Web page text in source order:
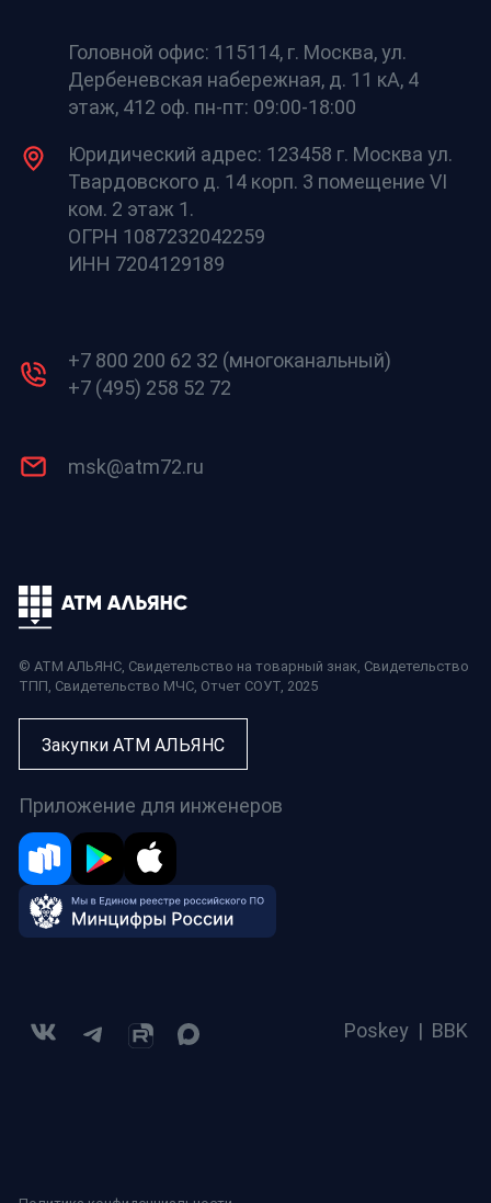
Головной офис: 115114, г. Москва, ул.
Дербеневская набережная, д. 11 кА, 4
этаж, 412 оф. пн-пт: 09:00-18:00
Юридический адрес: 123458 г. Москва ул.
Твардовского д. 14 корп. 3 помещение VI
ком. 2 этаж 1.
ОГРН 1087232042259
ИНН 7204129189
+7 800 200 62 32 (многоканальный)
+7 (495) 258 52 72
msk@atm72.ru
© АТМ АЛЬЯНС, Свидетельство на товарный знак, Свидетельство
ТПП, Свидетельство МЧС, Отчет СОУТ, 2025
Закупки АТМ АЛЬЯНС
Приложение для инженеров
Poskey | BBK